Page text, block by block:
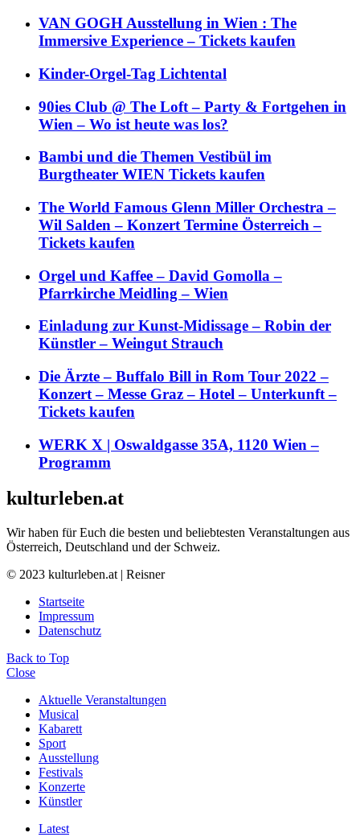
VAN GOGH Ausstellung in Wien : The
Immersive Experience – Tickets kaufen
Kinder-Orgel-Tag Lichtental
90ies Club @ The Loft – Party & Fortgehen in
Wien – Wo ist heute was los?
Bambi und die Themen Vestibül im
Burgtheater WIEN Tickets kaufen
The World Famous Glenn Miller Orchestra –
Wil Salden – Konzert Termine Österreich –
Tickets kaufen
Orgel und Kaffee – David Gomolla –
Pfarrkirche Meidling – Wien
Einladung zur Kunst-Midissage – Robin der
Künstler – Weingut Strauch
Die Ärzte – Buffalo Bill in Rom Tour 2022 –
Konzert – Messe Graz – Hotel – Unterkunft –
Tickets kaufen
WERK X | Oswaldgasse 35A, 1120 Wien –
Programm
kulturleben.at
Wir haben für Euch die besten und beliebtesten Veranstaltungen aus
Österreich, Deutschland und der Schweiz.
© 2023 kulturleben.at | Reisner
Startseite
Impressum
Datenschutz
Back to Top
Close
Aktuelle Veranstaltungen
Musical
Kabarett
Sport
Ausstellung
Festivals
Konzerte
Künstler
Latest